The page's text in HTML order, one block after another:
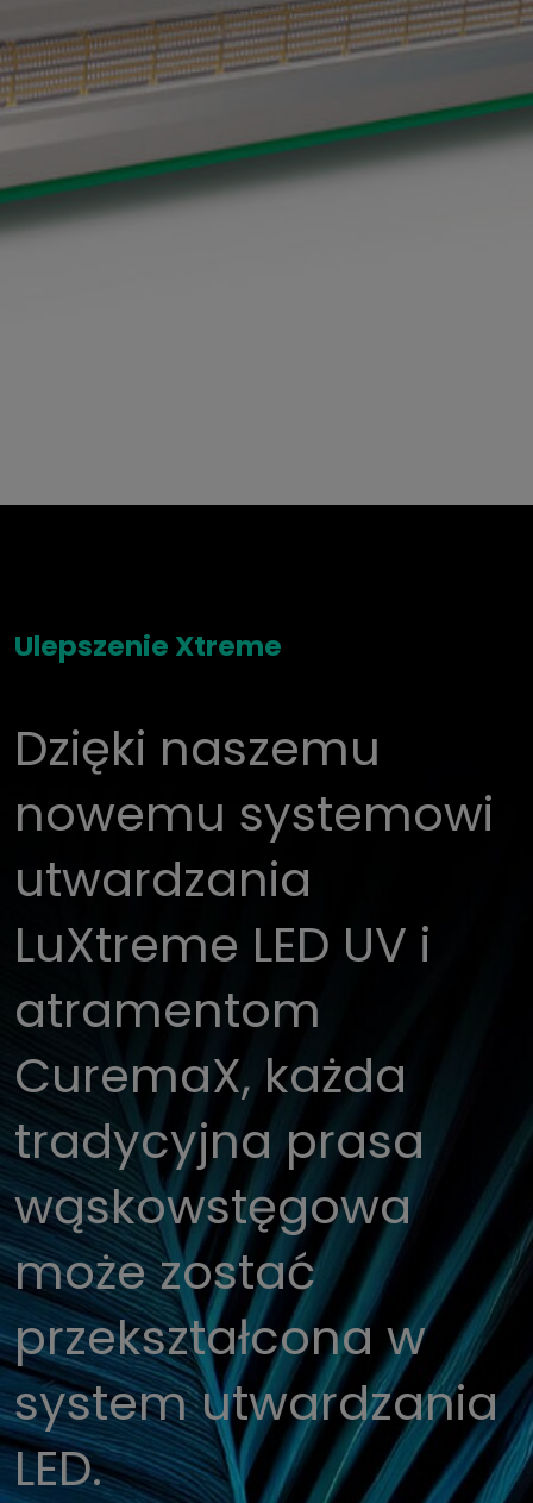
Ulepszenie Xtreme
Dzięki naszemu
nowemu systemowi
utwardzania
LuXtreme LED UV i
atramentom
CuremaX, każda
tradycyjna prasa
wąskowstęgowa
może zostać
przekształcona w
system utwardzania
LED.